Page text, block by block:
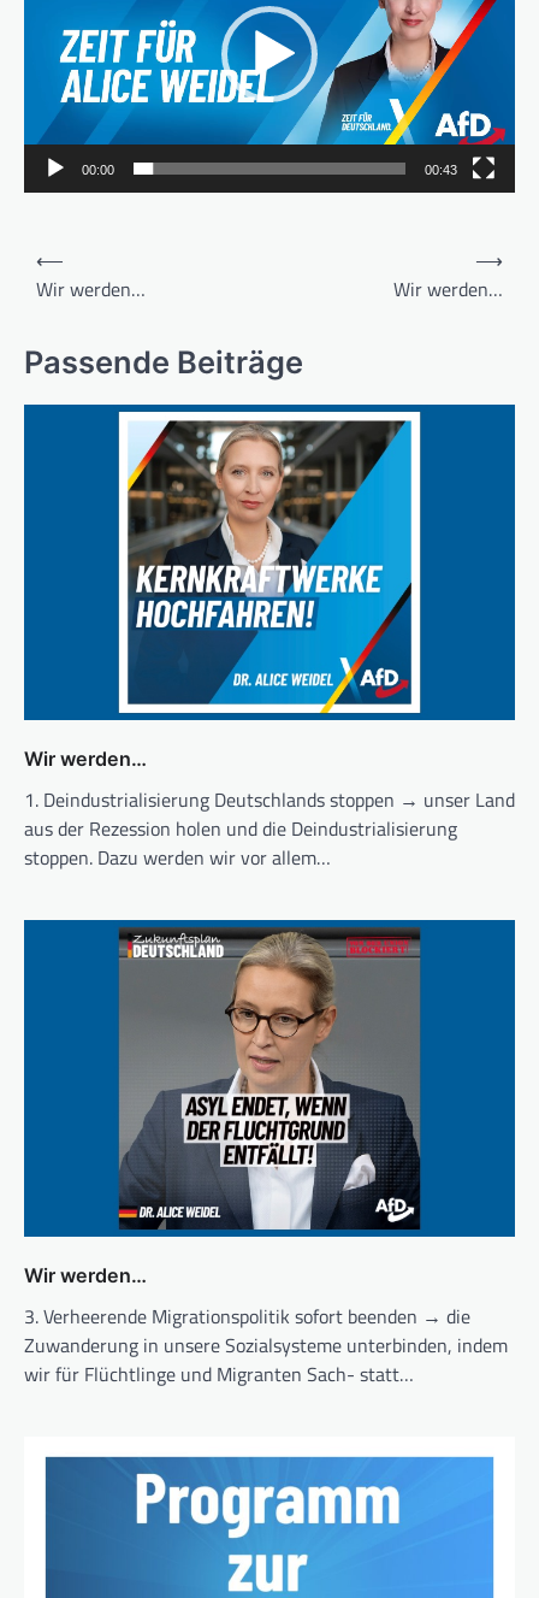
00:00 00:43
Beitragsnavigation
⟵
Wir werden…
Wir werden…
⟶
Passende Beiträge
Wir werden…
1. Deindustrialisierung Deutschlands stoppen → unser Land
aus der Rezession holen und die Deindustrialisierung
stoppen. Dazu werden wir vor allem…
Wir werden…
3. Verheerende Migrationspolitik sofort beenden → die
Zuwanderung in unsere Sozialsysteme unterbinden, indem
wir für Flüchtlinge und Migranten Sach- statt…